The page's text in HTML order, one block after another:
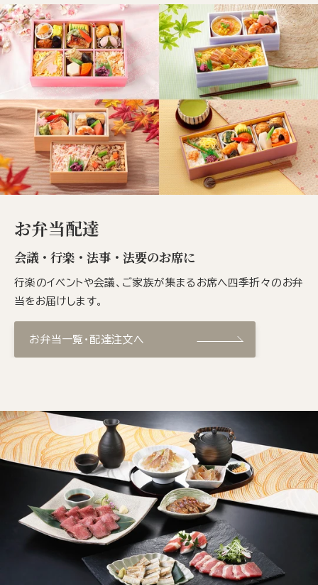
お弁当配達
会議・行楽・法事・法要のお席に
行楽のイベントや会議、ご家族が集まるお席へ四季折々のお弁
当をお届けします。
お弁当一覧・配達注文へ